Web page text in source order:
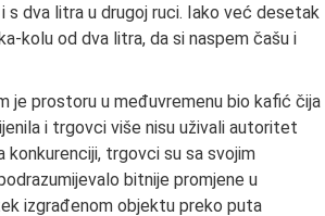
s dva litra u drugoj ruci. Iako već desetak
kolu od dva litra, da si naspem čašu i
je prostoru u međuvremenu bio kafić čija
i trgovci više nisu uživali autoritet
konkurenciji, trgovci su sa svojim
bitnije promjene u
izgrađenom objektu preko puta